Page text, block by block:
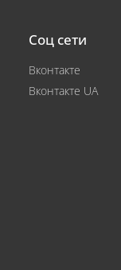
Соц сети
Вконтакте
Вконтакте UA